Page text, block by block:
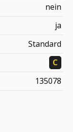
nein
ja
Standard
C
135078